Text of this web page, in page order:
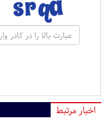
اخبار مرتبط